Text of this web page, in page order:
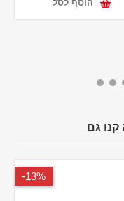
הוסף לסל
קנו גם
13%-